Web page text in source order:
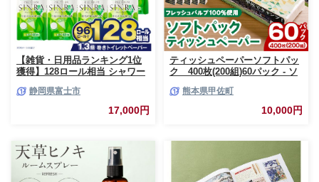
【雑貨・日用品ランキング1位
獲得】128ロール相当 シャワー
ー ダブル プレミアムシンラ 96
ロール (12R×8パック) 配達時間
指定可能 1.3倍巻き トイレット
ーパー 人気 おすすめ [sf001-
012]
静岡県富士市
17,000円
ティッシュペーパーソフトパッ
ク 400枚(200組)60パック - ソ
ー 生活用品 雑貨 日用品 必需品
紙 常備品 まとめ買い 備蓄 防災
ストック 熊本県 甲佐町【ZC】
熊本県甲佐町
10,000円